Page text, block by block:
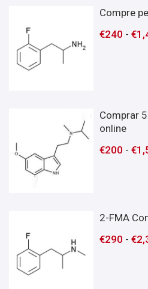
Compre
€240 -€
Comprar
online
€200 -€
2-FMA
€290 -€